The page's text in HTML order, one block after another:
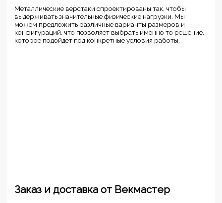
Металлические верстаки спроектированы так, чтобы
выдерживать значительные физические нагрузки. Мы
можем предложить различные варианты размеров и
конфигураций, что позволяет выбрать именно то решение,
которое подойдет под конкретные условия работы.
Заказ и доставка от Векмастер